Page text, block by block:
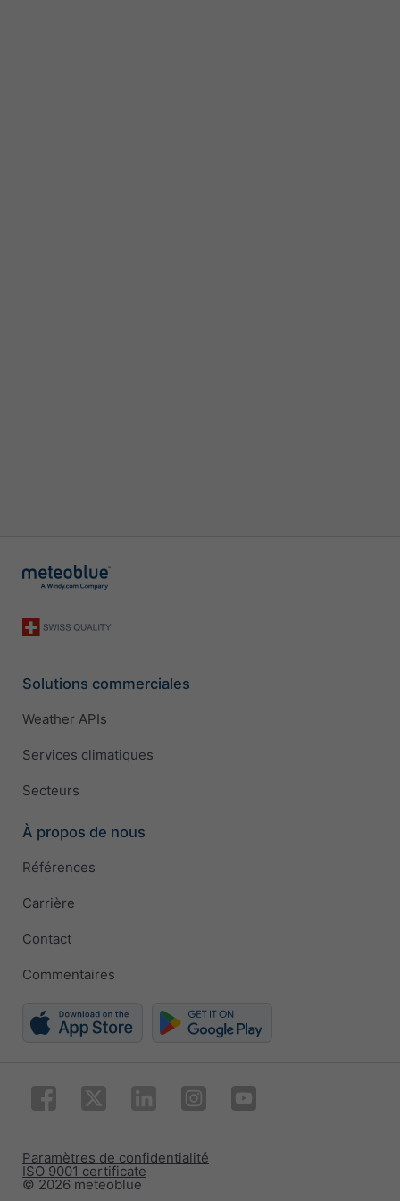
Solutions commerciales
Weather APIs
Services climatiques
Secteurs
À propos de nous
Références
Carrière
Contact
Commentaires
© 2026 meteoblue
ISO 9001 certificate
Paramètres de confidentialité